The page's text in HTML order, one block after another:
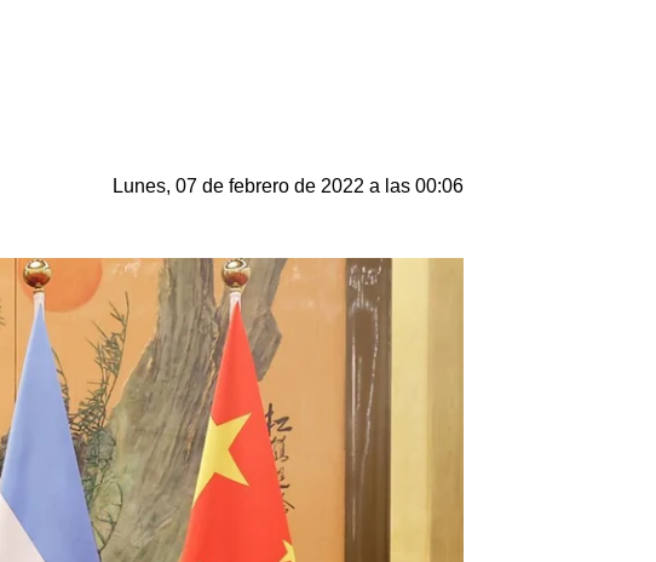
Lunes, 07 de febrero de 2022 a las 00:06